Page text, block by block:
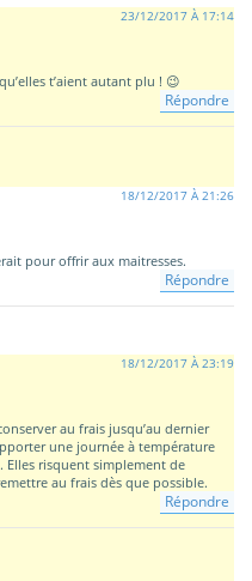
23/12/2017 À 17:14
t’aient autant plu ! 😉
Répondre
18/12/2017 À 21:26
pour offrir aux maitresses.
Répondre
18/12/2017 À 23:19
au frais jusqu’au dernier
une journée à température
Elles risquent simplement de
au frais dès que possible.
Répondre